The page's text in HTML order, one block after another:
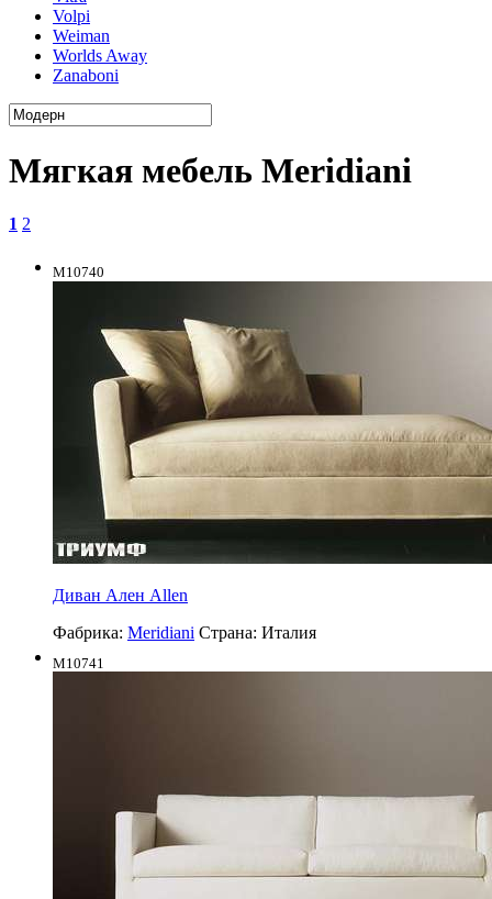
Volpi
Weiman
Worlds Away
Zanaboni
Мягкая мебель Meridiani
1 2
M10740
Диван Ален Allen
Фабрика: Meridiani Страна: Италия
M10741